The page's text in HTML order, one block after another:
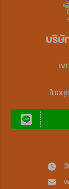
บริษั
เ
ใบอนุ